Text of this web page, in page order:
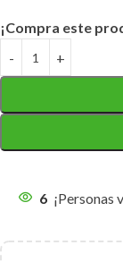
¡Compra este
6 ¡Personas